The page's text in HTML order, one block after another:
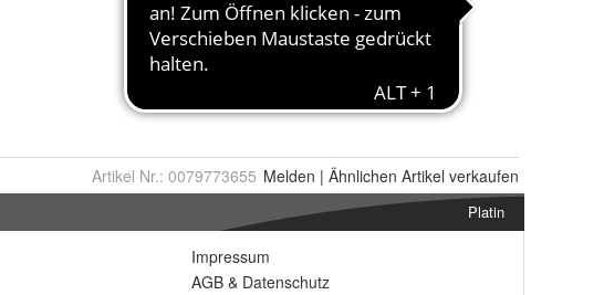
Artikel Nr.: 0079773655 Melden | Ähnlichen Artikel verkaufen
Platin
Impressum
AGB & Datenschutz